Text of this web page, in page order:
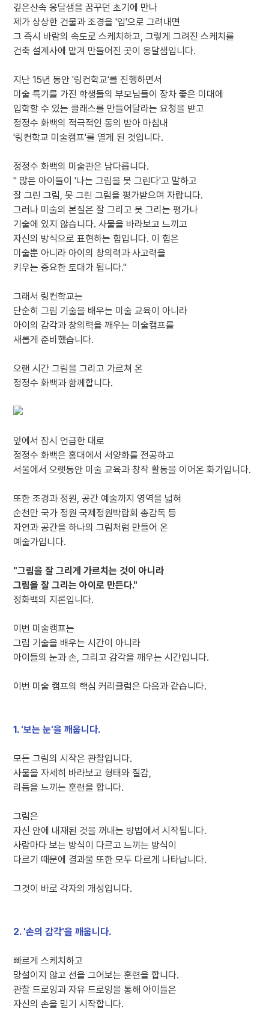
깊은산속 옹달샘을 꿈꾸던 초기에 만나
제가 상상한 건물과 조경을 '입'으로 그려내면
그 즉시 바람의 속도로 스케치하고, 그렇게 그려진 스케치를
건축 설계사에 맡겨 만들어진 곳이 옹달샘입니다.
지난 15년 동안 '링컨학교'를 진행하면서
미술 특기를 가진 학생들의 부모님들이 장차 좋은 미대에
입학할 수 있는 클래스를 만들어달라는 요청을 받고
정정수 화백의 적극적인 동의 받아 마침내
'링컨학교 미술캠프'를 열게 된 것입니다.
정정수 화백의 미술관은 남다릅니다.
" 많은 아이들이 '나는 그림을 못 그린다'고 말하고
잘 그린 그림, 못 그린 그림을 평가받으며 자랍니다.
그러나 미술의 본질은 잘 그리고 못 그리는 평가나
기술에 있지 않습니다. 사물을 바라보고 느끼고
자신의 방식으로 표현하는 힘입니다. 이 힘은
미술뿐 아니라 아이의 창의력과 사고력을
키우는 중요한 토대가 됩니다."
그래서 링컨학교는
단순히 그림 기술을 배우는 미술 교육이 아니라
아이의 감각과 창의력을 깨우는 미술캠프를
새롭게 준비했습니다.
오랜 시간 그림을 그리고 가르쳐 온
정정수 화백과 함께합니다.
앞에서 잠시 언급한 대로
정정수 화백은 홍대에서 서양화를 전공하고
서울에서 오랫동안 미술 교육과 창작 활동을 이어온 화가입니다.
또한 조경과 정원, 공간 예술까지 영역을 넓혀
순천만 국가 정원 국제정원박람회 총감독 등
자연과 공간을 하나의 그림처럼 만들어 온
예술가입니다.
"그림을 잘 그리게 가르치는 것이 아니라
그림을 잘 그리는 아이로 만든다."
정화백의 지론입니다.
이번 미술캠프는
그림 기술을 배우는 시간이 아니라
아이들의 눈과 손, 그리고 감각을 깨우는 시간입니다.
이번 미술 캠프의 핵심 커리큘럼은 다음과 같습니다.
1. '보는 눈'을 깨웁니다.
모든 그림의 시작은 관찰입니다.
사물을 자세히 바라보고 형태와 질감,
리듬을 느끼는 훈련을 합니다.
그림은
자신 안에 내재된 것을 꺼내는 방법에서 시작됩니다.
사람마다 보는 방식이 다르고 느끼는 방식이
다르기 때문에 결과물 또한 모두 다르게 나타납니다.
그것이 바로 각자의 개성입니다.
2. '손의 감각'을 깨웁니다.
빠르게 스케치하고
망설이지 않고 선을 그어보는 훈련을 합니다.
관찰 드로잉과 자유 드로잉을 통해 아이들은
자신의 손을 믿기 시작합니다.